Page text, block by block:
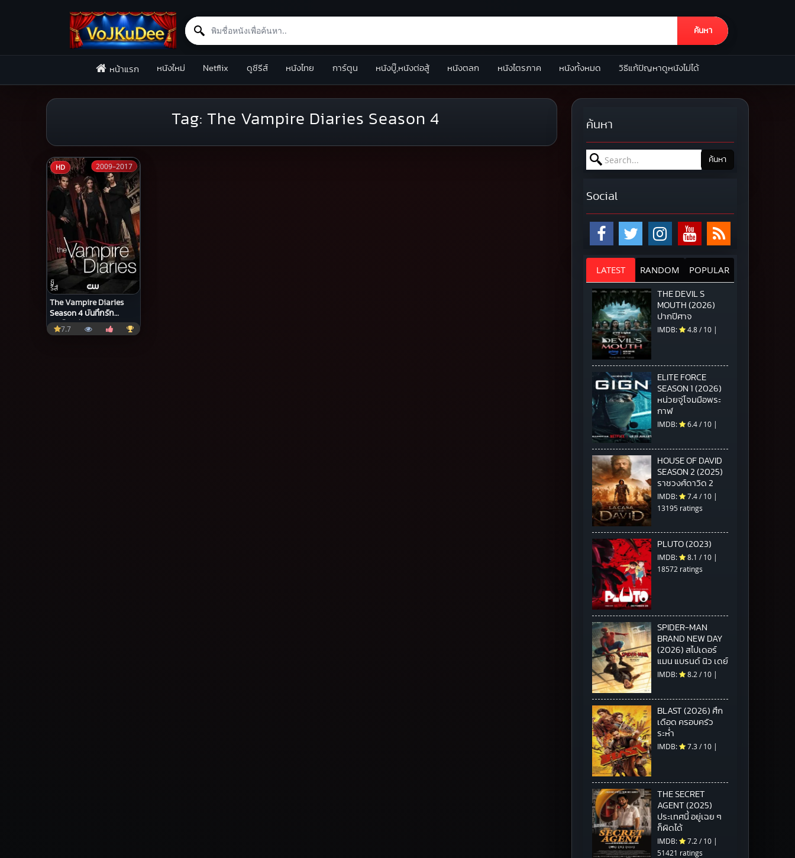
Search for:
ค้นหา
หน้าแรก หนังใหม่ Netflix ดูซีรีส์ หนังไทย การ์ตูน หนังบู๊,หนังต่อสู้ หนังตลก หนังไตรภาค หนังทั้งหมด วิธีแก้ปัญหาดูหนังไม่ได้
Tag: The Vampire Diaries Season 4
HD
ซี
รีส์
The Vampire Diaries
Season 4 บันทึกรัก
แวมไพร์ ปี 4
2009–2017
7.7
ค้นหา
Search for: ค้นหา
Social
LATEST RANDOM POPULAR
THE DEVIL S
MOUTH (2026)
ปากปีศาจ
IMDB: 4.8/10 |
ELITE FORCE
SEASON 1 (2026)
หน่วยจู่โจมมือพระ
กาฬ
IMDB: 6.4/10 |
HOUSE OF DAVID
SEASON 2 (2025)
ราชวงศ์ดาวิด 2
IMDB: 7.4/10 |
13195 ratings
PLUTO (2023)
IMDB: 8.1 /10 |
18572 ratings
SPIDER-MAN
BRAND NEW DAY
(2026) สไปเดอร์
แมน แบรนด์ นิว เดย์
IMDB: 8.2 /10 |
BLAST (2026) ศึก
เดือด ครอบครัว
ระห่ำ
IMDB: 7.3/10 |
THE SECRET
AGENT (2025)
ประเทศนี้ อยู่เฉย ๆ
ก็ผิดได้
IMDB: 7.2 /10 |
51421 ratings